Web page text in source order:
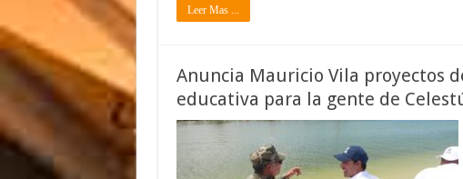
Leer Mas ...
Anuncia Mauricio Vila proyectos
educativa para la gente de